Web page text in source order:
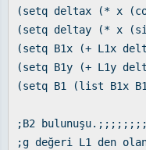
(setq deltax (* x
(setq deltay (* x
(setq B1x (+ L1x
(setq B1y (+ L1y
(setq B1 (list B1x
;B2
;g değeri L1 den